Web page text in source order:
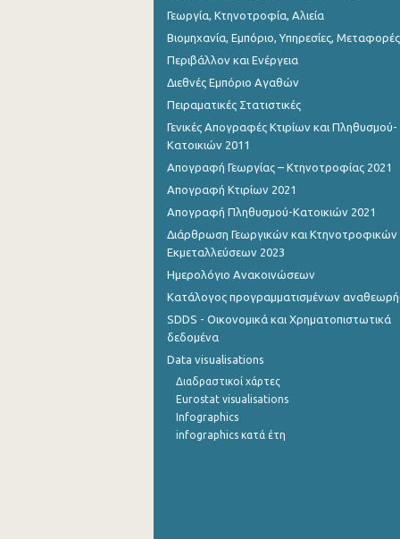
1o Τρίμηνο 2014
4o Τρίμηνο 2013
2o Τρίμηνο 2013
1o Τρίμηνο 2013
4o Τρίμηνο 2012
2o Τρίμηνο 2012
4o Τρίμηνο 2011
3o Τρίμηνο 2011
2o Τρίμηνο 2011
1o Τρίμηνο 2011
Γεωργία, Κτηνοτροφία, Αλιεία
Βιομηχανία, Εμπόριο, Υπηρεσίες, Μεταφορές
Περιβάλλον και Ενέργεια
Διεθνές Εμπόριο Αγαθών
Πειραματικές Στατιστικές
Γενικές Απογραφές Κτιρίων και Πληθυσμού-
Κατοικιών 2011
Απογραφή Γεωργίας – Κτηνοτροφίας 2021
Απογραφή Κτιρίων 2021
Απογραφή Πληθυσμού-Κατοικιών 2021
Διάρθρωση Γεωργικών και Κτηνοτροφικών
Εκμεταλλεύσεων 2023
Ημερολόγιο Ανακοινώσεων
Κατάλογος προγραμματισμένων
SDDS - Οικονομικά και Χρηματοπιστωτικά
δεδομένα
Data visualisations
Διαδραστικοί χάρτες
Eurostat visualisations
Infographics
infographics κατά έτη